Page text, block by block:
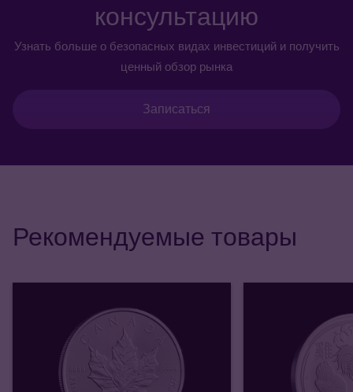
консультацию
Узнать больше о безопасных видах инвестиций и получить
ценный обзор рынка
Записаться
Рекомендуемые товары